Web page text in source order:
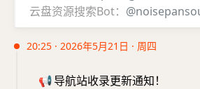
云盘资源搜索Bot：
20:25 · 2026年5月21日 · 周四
📢导航站收录更新通知！